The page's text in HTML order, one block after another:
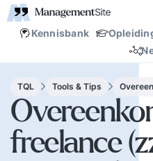
Kennisbank
TQL Tools & Tips
freelance